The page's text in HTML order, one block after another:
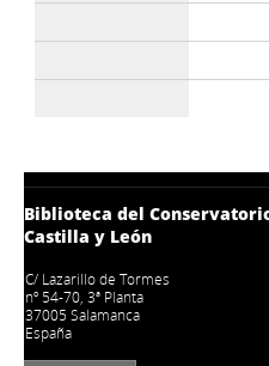
Biblioteca del
Castilla y León
C/ Lazarillo de Tormes
nº 54-70, 3ª Planta
37005 Salamanca
España